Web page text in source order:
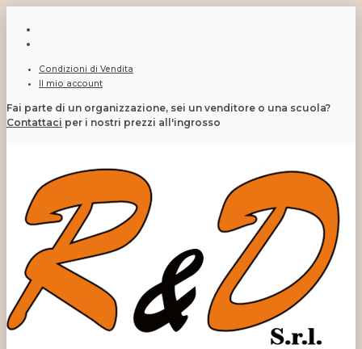
Condizioni di Vendita
Il mio account
Fai parte di un organizzazione, sei un venditore o una scuola?
Contattaci per i nostri prezzi all'ingrosso